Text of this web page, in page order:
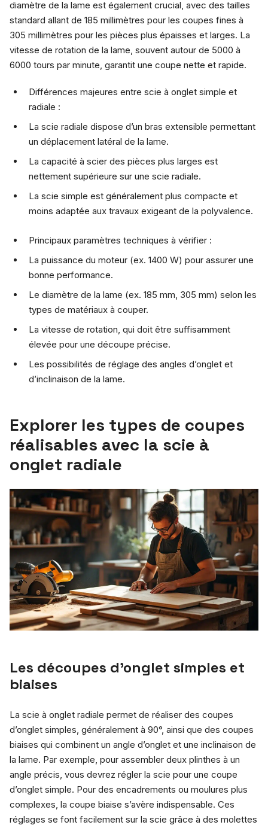
diamètre de la lame est également crucial, avec des tailles
standard allant de 185 millimètres pour les coupes fines à
305 millimètres pour les pièces plus épaisses et larges. La
vitesse de rotation de la lame, souvent autour de 5000 à
6000 tours par minute, garantit une coupe nette et rapide.
Différences majeures entre scie à onglet simple et
radiale :
La scie radiale dispose d’un bras extensible permettant
un déplacement latéral de la lame.
La capacité à scier des pièces plus larges est
nettement supérieure sur une scie radiale.
La scie simple est généralement plus compacte et
moins adaptée aux travaux exigeant de la polyvalence.
Principaux paramètres techniques à vérifier :
La puissance du moteur (ex. 1400 W) pour assurer une
bonne performance.
Le diamètre de la lame (ex. 185 mm, 305 mm) selon les
types de matériaux à couper.
La vitesse de rotation, qui doit être suffisamment
élevée pour une découpe précise.
Les possibilités de réglage des angles d’onglet et
d’inclinaison de la lame.
Explorer les types de coupes
réalisables avec la scie à
onglet radiale
Les découpes d’onglet simples et
biaises
La scie à onglet radiale permet de réaliser des coupes
d’onglet simples, généralement à 90°, ainsi que des coupes
biaises qui combinent un angle d’onglet et une inclinaison de
la lame. Par exemple, pour assembler deux plinthes à un
angle précis, vous devrez régler la scie pour une coupe
d’onglet simple. Pour des encadrements ou moulures plus
complexes, la coupe biaise s’avère indispensable. Ces
réglages se font facilement sur la scie grâce à des molettes